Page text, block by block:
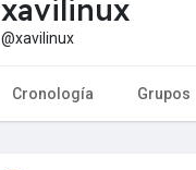
xavilinux
@xavilinux
Cronología Grupos